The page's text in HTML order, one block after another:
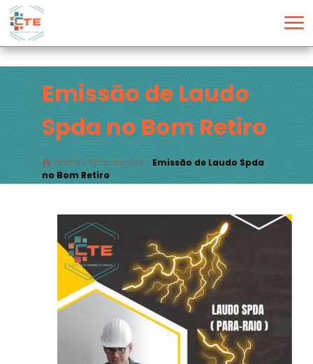
Emissão de Laudo
Spda no Bom Retiro
Home» Informações » Emissão de Laudo Spda
no Bom Retiro